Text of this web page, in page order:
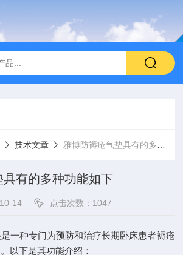
技术文章 雅博防褥疮气垫具有的多种功能如下
有的多种功能如下
14 点击次数：1047
种专门为预防和治疗长期卧床患者褥疮
以下是其功能介绍：